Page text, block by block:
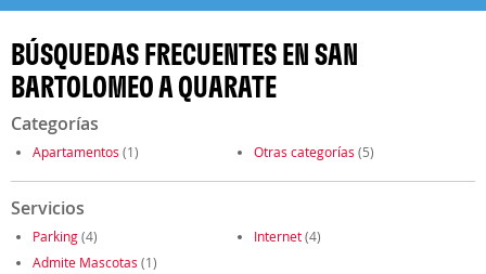
BÚSQUEDAS FRECUENTES EN SAN
BARTOLOMEO A QUARATE
Categorías
Apartamentos (1) Otras categorías (5)
Servicios
Parking(4) Internet(4)
Admite Mascotas (1)